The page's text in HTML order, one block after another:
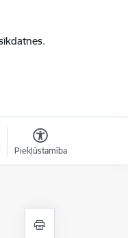
Piekļūstamība